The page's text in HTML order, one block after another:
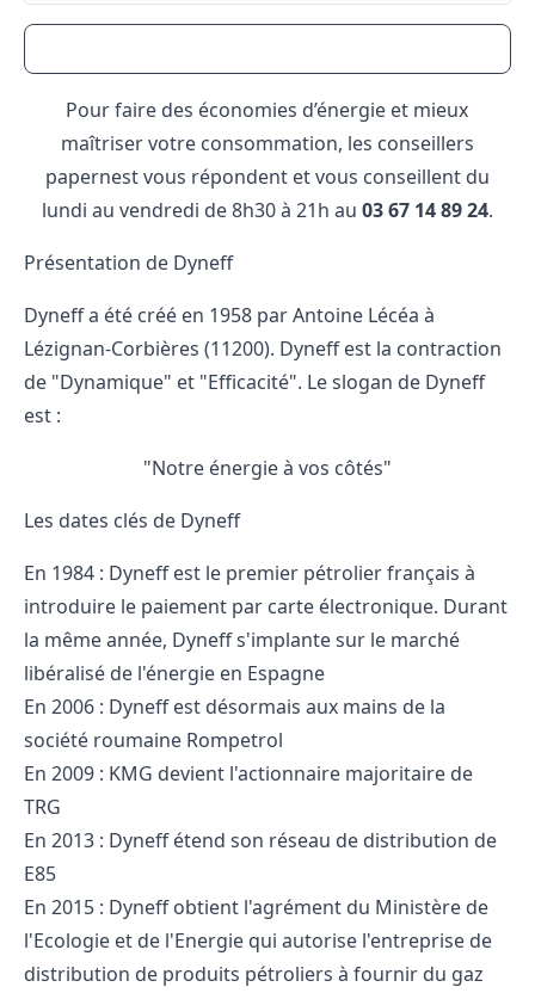
Pour faire des économies d’énergie et mieux
maîtriser votre consommation, les conseillers
papernest vous répondent et vous conseillent du
lundi au vendredi de 8h30 à 21h au 03 67 14 89 24.
Présentation de Dyneff
Dyneff a été créé en 1958 par Antoine Lécéa à
Lézignan-Corbières (11200). Dyneff est la contraction
de "Dynamique" et "Efficacité". Le slogan de Dyneff
est :
"Notre énergie à vos côtés"
Les dates clés de Dyneff
En 1984 : Dyneff est le premier pétrolier français à
introduire le paiement par carte électronique. Durant
la même année, Dyneff s'implante sur le marché
libéralisé de l'énergie en Espagne
En 2006 : Dyneff est désormais aux mains de la
société roumaine Rompetrol
En 2009 : KMG devient l'actionnaire majoritaire de
TRG
En 2013 : Dyneff étend son réseau de distribution de
E85
En 2015 : Dyneff obtient l'agrément du Ministère de
l'Ecologie et de l'Energie qui autorise l'entreprise de
distribution de produits pétroliers à fournir du gaz